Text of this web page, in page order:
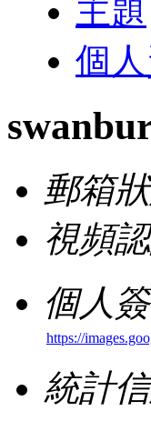
主題
個
郵箱
視頻
個人
https://
統計